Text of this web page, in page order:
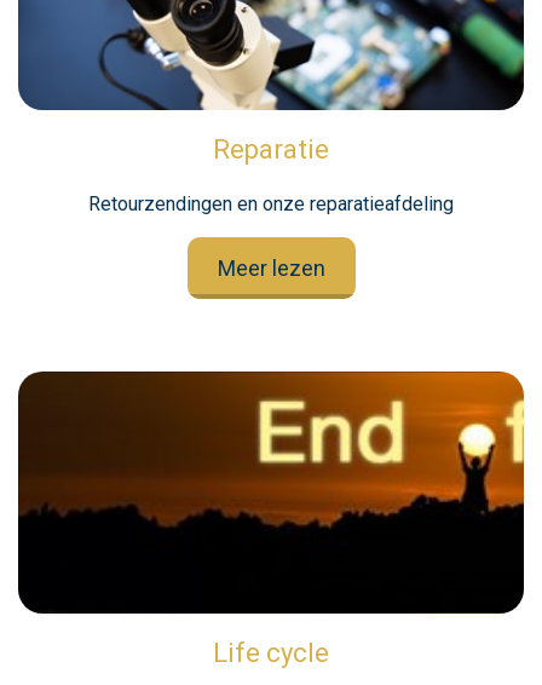
Reparatie
Retourzendingen en onze reparatieafdeling
Meer lezen
Life cycle